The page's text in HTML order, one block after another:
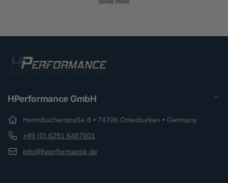
Show more
HPerformance GmbH
Hemsbacherstraße 8 • 74706 Osterburken • Germany
+49 (0) 6291 6487601
info@hperformance.de